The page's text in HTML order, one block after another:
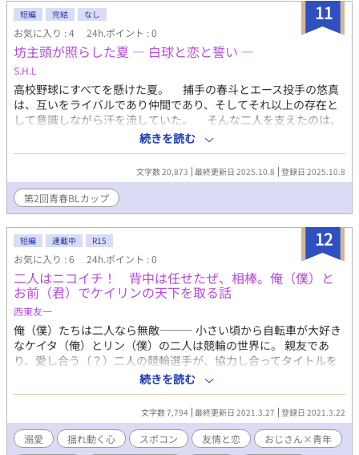
11
短編 完結 なし
お気に入り : 4 24h.ポイント : 0
坊主頭が照らした夏 ― 白球と恋と誓い ―
S.H.L
高校野球にすべてを懸けた夏。 捕手の春斗とエース投手の悠真
は、互いをライバルであり仲間であり、そしてそれ以上の存在と
して意識しながら汗を流していた。 そんな二人を支えたのは、
チームのマネージャー・真希。彼女は自らの覚悟を示すため、ロ
ングヘアをばっさり切り落とし、やがて坊主頭へ――。 その衝
撃と決意がチームを一つにし、彼らを勝利へ導いていく。 白球
を追いかける日々の中で芽生えた春斗と悠真の恋心。 そして坊
主頭を輝かせる真希の存在が、友情と恋愛と青春を重ね合わせ
る。 勝利と涙、告白と誓い、そして数十年後まで続く絆。
――坊主頭に託された青春の物語が、永遠の夏として刻まれる。
続きを読む
文字数 20,873 最終更新日 2025.10.8 登録日 2025.10.8
第2回青春BLカップ
12
短編 連載中 R15
お気に入り : 6 24h.ポイント : 0
二人はニコイチ！ 背中は任せたぜ、相棒。俺（僕）と
お前（君）でケイリンの天下を取る話
西東友一
俺（僕）たちは二人なら無敵――― 小さい頃から自転車が大好き
なケイタ（俺）とリン（僕）の二人は競輪の世界に。 親友であ
り、愛し合う（？）二人の競輪選手が、協力し合ってタイトルを
総ナメに。 しかし、面白くないと思う大人たちの圧力で、二人は
離れ離れに。 そして、二人の後ろを狙う。おじさん達。 二人はラ
イバルになるのか、それとも相棒（親友）のままでいられるの
か。 二人は最高の舞台で「ニコイチ」ができるのだろうか！？
続きを読む
文字数 7,794 最終更新日 2021.3.27 登録日 2021.3.22
溺愛 揺れ動く心 スポコン 友情と恋
おじさん×青年